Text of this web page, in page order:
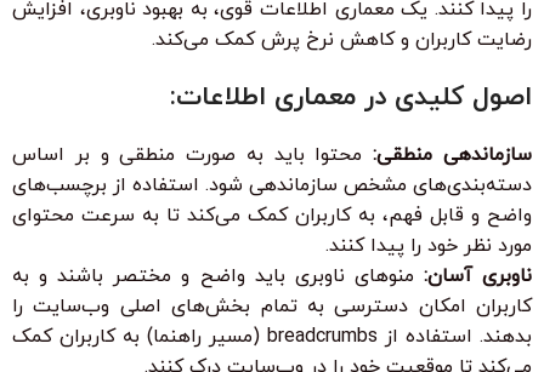
را پیدا کنند. یک معماری اطلاعات قوی، به بهبود ناوبری، افزایش
رضایت کاربران و کاهش نرخ پرش کمک می‌کند.
اصول کلیدی در معماری اطلاعات:
سازماندهی منطقی:محتوا باید به صورت منطقی و بر اساس
دسته‌بندی‌های مشخص سازماندهی شود. استفاده از برچسب‌های
واضح و قابل فهم، به کاربران کمک می‌کند تا به سرعت محتوای
مورد نظر خود را پیدا کنند.
ناوبری آسان: منوهای ناوبری باید واضح و مختصر باشند و به
کاربران امکان دسترسی به تمام بخش‌های اصلی وب‌سایت را
بدهند. استفاده از breadcrumbs (مسیر راهنما) به کاربران کمک